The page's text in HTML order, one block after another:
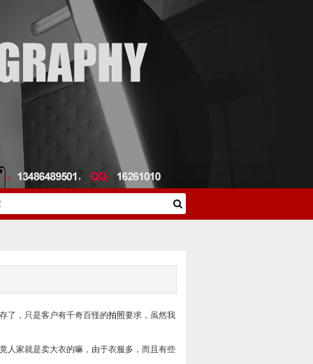
了，只是客户有千奇百怪的拍照要求，虽然我
人家就是卖大衣的嘛，由于衣服多，而且有些